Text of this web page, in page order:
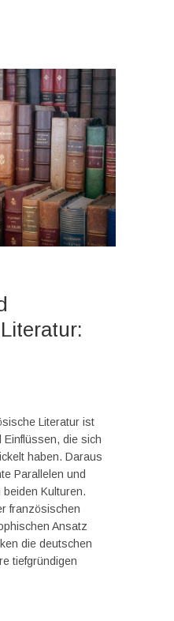
Literatur ist
Einflüssen, die sich
haben. Daraus
Parallelen und
Kulturen.
französischen
Ansatz
die deutschen
tiefgründigen